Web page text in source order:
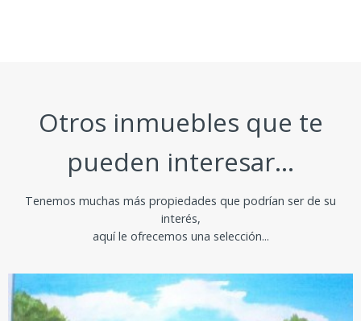
Otros inmuebles que te
pueden interesar...
Tenemos muchas más propiedades que podrían ser de su
interés,
aquí le ofrecemos una selección...